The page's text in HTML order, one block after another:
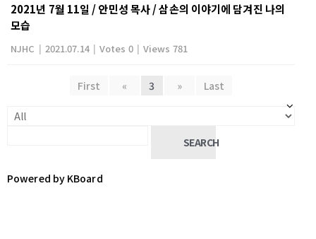
2021년 7월 11일 / 안민성 목사 / 삼손의 이야기에 담겨진 나의
모습
NJHC | 2021.07.14 | Votes 0 | Views 781
First « 3 » Last
SEARCH
Powered by KBoard